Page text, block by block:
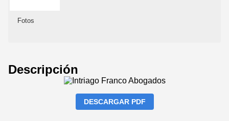
Fotos
Descripción
DESCARGAR PDF